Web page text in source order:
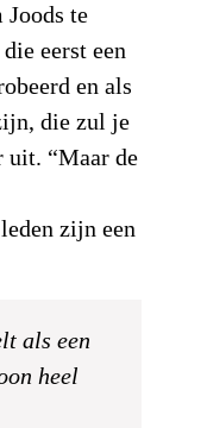
Joods te
eerst een
en als
die zul je
uit. “Maar de
zijn een
als een
heel